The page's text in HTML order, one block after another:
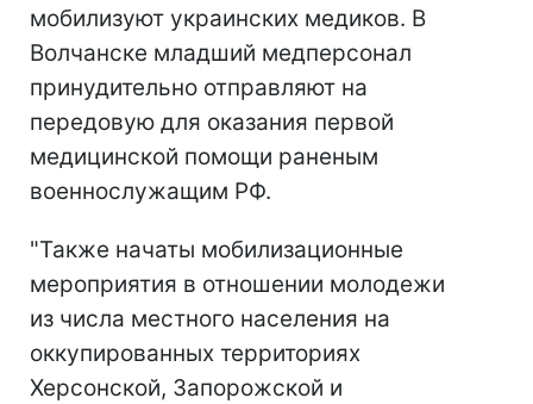
мобилизуют украинских медиков. В
Волчанске младший медперсонал
принудительно отправляют на
передовую для оказания первой
медицинской помощи раненым
военнослужащим РФ.
"Также начаты мобилизационные
мероприятия в отношении молодежи
из числа местного населения на
оккупированных территориях
Херсонской, Запорожской и